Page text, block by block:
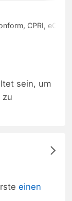
CPRI, eCPRI
sein, um
zu
einen